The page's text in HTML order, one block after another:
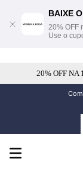
BAIXE
20% OFF
Use o
20% OFF NA